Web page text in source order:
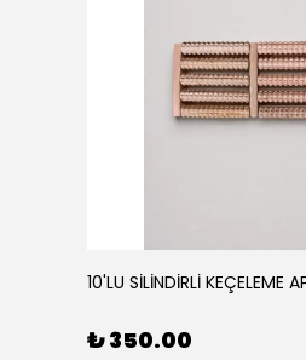
10'LU SİLİNDİRLİ KEÇELEME
₺ 350.00